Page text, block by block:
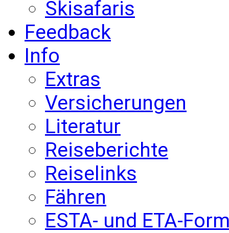
Skisafaris
Feedback
Info
Extras
Versicherungen
Literatur
Reiseberichte
Reiselinks
Fähren
ESTA- und ETA-